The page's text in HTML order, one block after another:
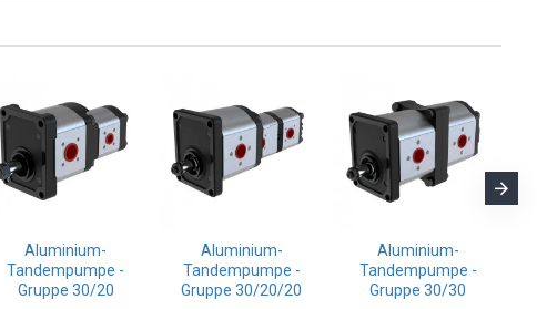
Aluminium-
Tandempumpe -
Gruppe 30/20
Aluminium-
Tandempumpe -
Gruppe 30/20/20
Aluminium-
Tandempumpe -
Gruppe 30/30